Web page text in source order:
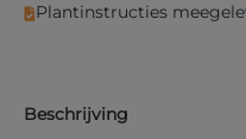
Plantinstructies
Beschrijving